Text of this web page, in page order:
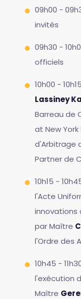
09h00 -
invités
09h30 -
officiels
10h00 -
Lassiney
Barreau de
at New
d'Arbitrage
Partner de
10h15 -
l'Acte
innovations
par Maître
l'Ordre des
10h45 -
l'exécution
Maître